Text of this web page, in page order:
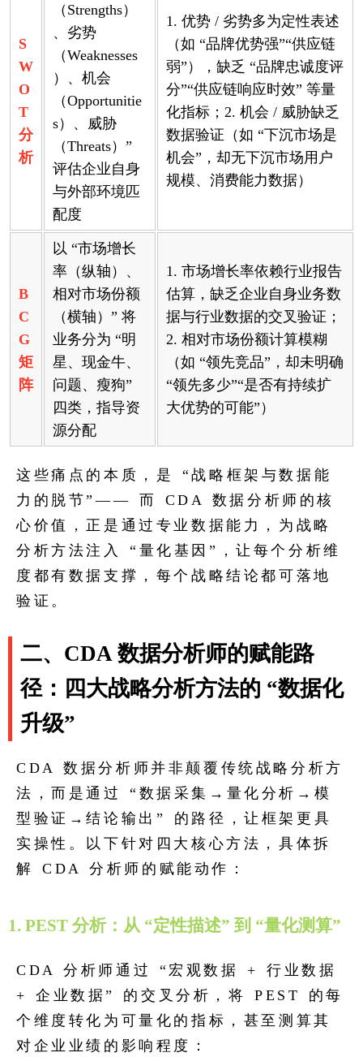
S
W
O
T
分
析
（Strengths）
、劣势
（Weaknesses
）、机会
（Opportunitie
s）、威胁
（Threats）”
评估企业自身
与外部环境匹
配度
1. 优势 / 劣势多为定性表述
（如 “品牌优势强”“供应链
弱”），缺乏 “品牌忠诚度评
分”“供应链响应时效” 等量
化指标；2. 机会 / 威胁缺乏
数据验证（如 “下沉市场是
机会”，却无下沉市场用户
规模、消费能力数据）
B
C
G
矩
阵
以 “市场增长
率（纵轴）、
相对市场份额
（横轴）” 将
业务分为 “明
星、现金牛、
问题、瘦狗”
四类，指导资
源分配
1. 市场增长率依赖行业报告
估算，缺乏企业自身业务数
据与行业数据的交叉验证；
2. 相对市场份额计算模糊
（如 “领先竞品”，却未明确
“领先多少”“是否有持续扩
大优势的可能”）
这些痛点的本质，是 “战略框架与数据能
力的脱节”—— 而 CDA 数据分析师的核
心价值，正是通过专业数据能力，为战略
分析方法注入 “量化基因”，让每个分析维
度都有数据支撑，每个战略结论都可落地
验证。
二、CDA 数据分析师的赋能路
径：四大战略分析方法的 “数据化
升级”
CDA 数据分析师并非颠覆传统战略分析方
法，而是通过 “数据采集→量化分析→模
型验证→结论输出” 的路径，让框架更具
实操性。以下针对四大核心方法，具体拆
解 CDA 分析师的赋能动作：
1. PEST 分析：从 “定性描述” 到 “量化测算”
CDA 分析师通过 “宏观数据 + 行业数据
+ 企业数据” 的交叉分析，将 PEST 的每
个维度转化为可量化的指标，甚至测算其
对企业业绩的影响程度：